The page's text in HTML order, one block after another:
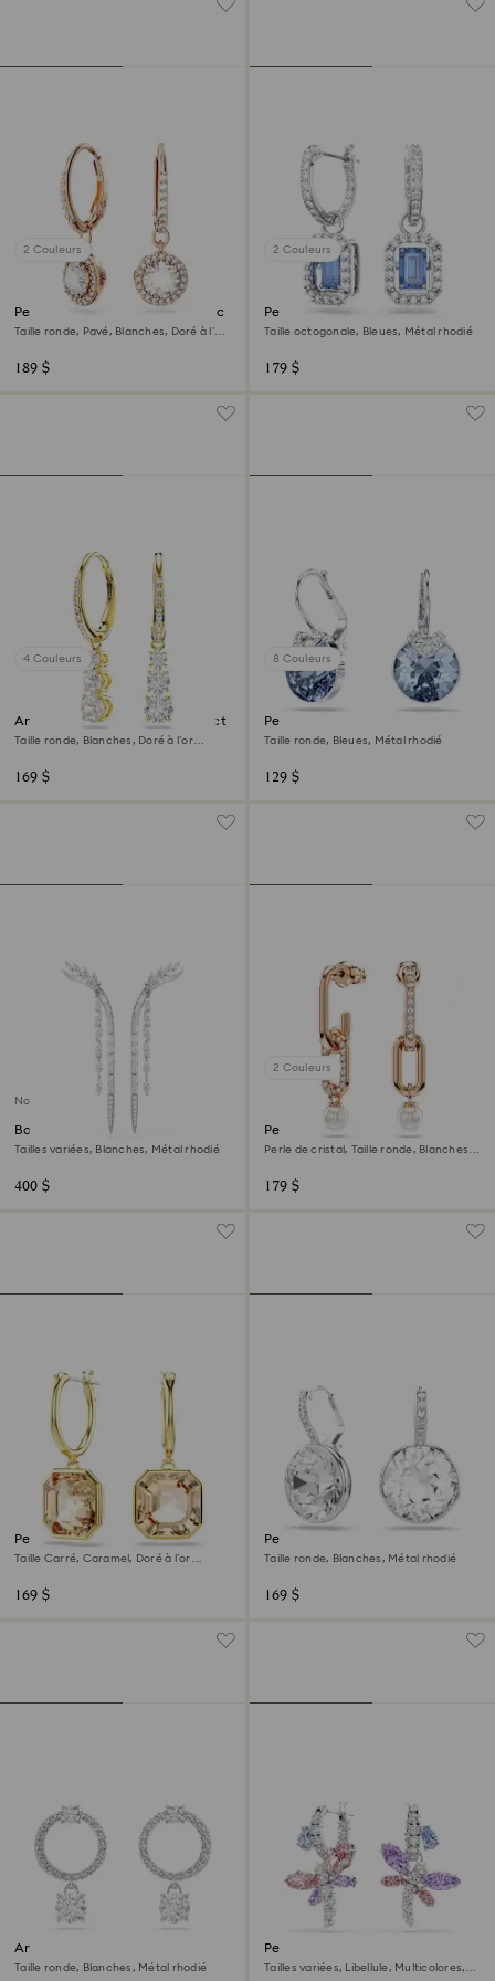
2 Couleurs
Pendants d'oreilles Una Angelic
Taille ronde, Pavé, Blanches, Doré à l’or
189 $
2 Couleurs
Pendants d'oreilles Una
Taille octogonale, Bleues, Métal rhodié
179 $
4 Couleurs
Anneaux d'oreilles Stilla Attract
Taille ronde, Blanches, Doré à l’or
169 $
8 Couleurs
Pendants d'oreilles Bella V
Taille ronde, Bleues, Métal rhodié
129 $
Nouveau
Boucles d'oreilles Mesmera
Tailles variées, Blanches, Métal rhodié
400 $
2 Couleurs
Pendants d'oreilles Constella
Perle de cristal, Taille ronde, Blanches,
179 $
Pendants d'oreilles Millenia
Taille Carré, Caramel, Doré à l’or
169 $
Pendants d'oreilles Millenia
Taille ronde, Blanches, Métal rhodié
169 $
Anneaux d'oreilles Constella
Taille ronde, Blanches, Métal rhodié
Pendants d'oreilles Ariana
Grande x Swarovski
Tailles variées, Libellule, Multicolores,